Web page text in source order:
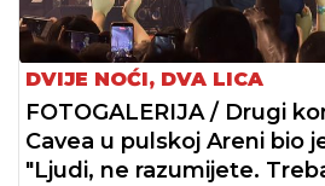
DVIJE NOĆI, DVA LICA
FOTOGALERIJA / Drugi
Cavea u pulskoj Areni bio
"Ljudi, ne razumijete.